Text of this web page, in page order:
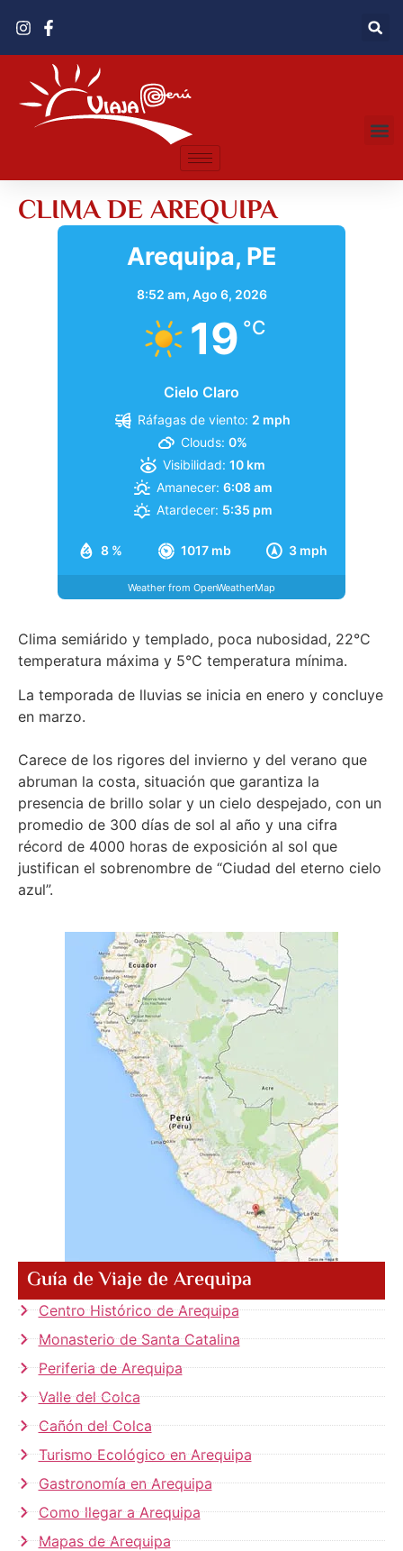
CLIMA DE AREQUIPA
Arequipa, PE
8:52 am, Ago 6, 2026
19 °C
Cielo Claro
8 % 1017 mb 3 mph
Ráfagas de viento: 2 mph
Clouds: 0%
Visibilidad: 10 km
Amanecer: 6:08 am
Atardecer: 5:35 pm
Weather from OpenWeatherMap
Clima semiárido y templado, poca nubosidad, 22°C
temperatura máxima y 5°C temperatura mínima.
La temporada de lluvias se inicia en enero y concluye
en marzo.
Carece de los rigores del invierno y del verano que
abruman la costa, situación que garantiza la
presencia de brillo solar y un cielo despejado, con un
promedio de 300 días de sol al año y una cifra
récord de 4000 horas de exposición al sol que
justifican el sobrenombre de “Ciudad del eterno cielo
azul”.
Guía de Viaje de Arequipa
Centro Histórico de Arequipa
Monasterio de Santa Catalina
Periferia de Arequipa
Valle del Colca
Cañón del Colca
Turismo Ecológico en Arequipa
Gastronomía en Arequipa
Como llegar a Arequipa
Mapas de Arequipa